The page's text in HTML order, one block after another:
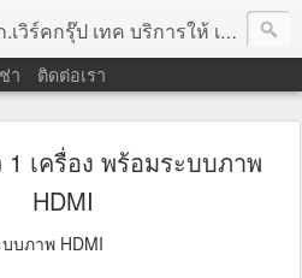
ริการให้ เช่าคอมพิวเตอร์ โน้ตบุ๊ค โปรเจคเตอร์ ทีวีจอแบน จอทัชสกรีน ตู้คีออส วีดีโอวอล และอุปกรณ์อื่น ๆ บริการให้เช่าเป็น รายวัน
า ติดต่อเรา
1 เครื่อง พร้อมระบบภาพ
HDMI
บภาพ HDMI